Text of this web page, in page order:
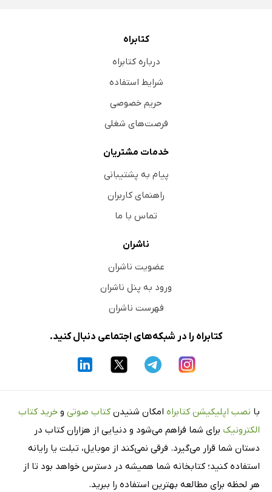
کتابراه
درباره کتابراه
شرایط استفاده
حریم خصوصی
فرصت‌های شغلی
خدمات مشتریان
پیام به پشتیبانی
راهنمای کاربران
تماس با ما
ناشران
عضویت ناشران
ورود به پنل ناشران
فهرست ناشران
کتابراه را در شبکه‌های اجتماعی دنبال کنید.
با نصب اپلیکیشن کتابراه امکان شنیدن کتاب صوتی و خرید کتاب
الکترونیک برای شما فراهم می‌شود و دنیایی از هزاران کتاب در
دستان شما قرار می‌گیرد. فرقی نمی‌کند از موبایل، تبلت یا رایانه
استفاده کنید؛ کتابخانه شما همیشه در دسترس خواهد بود تا از
هر لحظه برای مطالعه بهترین استفاده را ببرید.